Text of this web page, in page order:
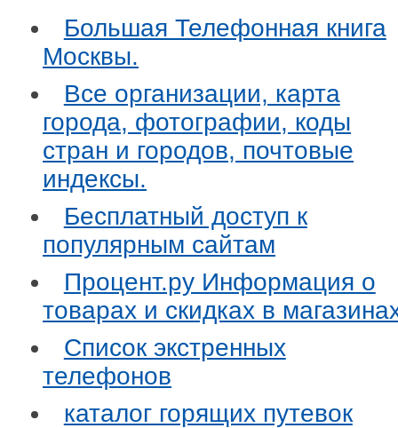
Большая Телефонная книга
Москвы.
Все организации, карта
города, фотографии, коды
стран и городов, почтовые
индексы.
Бесплатный доступ к
популярным сайтам
Процент.ру Информация о
товарах и скидках в
Список экстренных
телефонов
каталог горящих путевок